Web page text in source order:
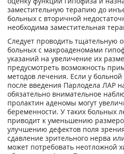
заместительную терапию до
больных с вторичной
необходима заместительная
Следует проводить тщательную
больных с макроаденомами
указаний на увеличение их
предусмотреть возможность
методов лечения. Если у
после введения Парлодела ЛАР
обязательно внимательное
пролактин аденомы могут
беременности. У таких больных
приводит к уменьшению
улучшению дефектов поля
сдавление зрительного нерва
может потребовать неотложной